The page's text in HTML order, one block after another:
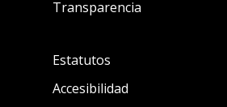
Transparencia
Estatutos
Accesibilidad